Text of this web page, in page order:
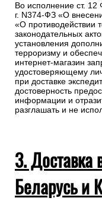
Во исполнение ст.
г. N374-ФЗ «О
«О противодействии
законодательных
установления
терроризму и
интернет-магазин
удостоверяющему
при доставке
достоверность
информации и
разглашать и не
3. Доставка
Беларусь и